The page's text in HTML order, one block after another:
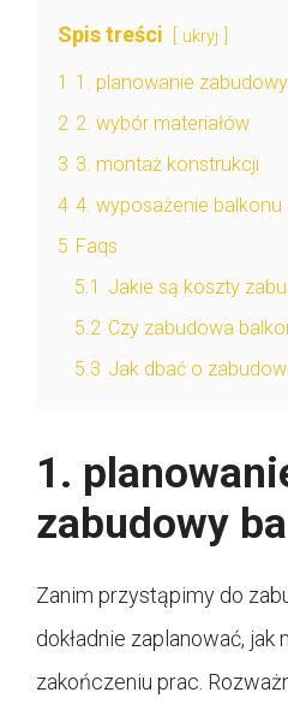
Spis treści ukryj
1 1. planowanie
2 2. wybór materiałów
3 3. montaż konstrukcji
4 4. wyposażenie balkonu
5 Faqs
5.1 Jakie są koszty
5.2 Czy zabudowa
5.3 Jak dbać o
1.
zabudowy
Zanim przystąpimy do
dokładnie zaplanować, jak
zakończeniu prac.